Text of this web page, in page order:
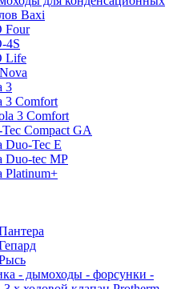
Baxi
Four
4S
Life
3
3 Comfort
3 Comfort
Compact GA
Duo-Tec E
Duo-tec MP
Platinum+
- дымоходы - форсунки -